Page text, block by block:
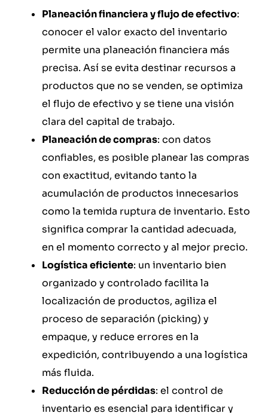
Planeación financiera y flujo de efectivo:
conocer el valor exacto del inventario
permite una planeación financiera más
precisa. Así se evita destinar recursos a
productos que no se venden, se optimiza
el flujo de efectivo y se tiene una visión
clara del capital de trabajo.
Planeación de compras: con datos
confiables, es posible planear las compras
con exactitud, evitando tanto la
acumulación de productos innecesarios
como la temida ruptura de inventario. Esto
significa comprar la cantidad adecuada,
en el momento correcto y al mejor precio.
Logística eficiente: un inventario bien
organizado y controlado facilita la
localización de productos, agiliza el
proceso de separación (picking) y
empaque, y reduce errores en la
expedición, contribuyendo a una logística
más fluida.
Reducción de pérdidas: el control de
inventario es esencial para identificar y